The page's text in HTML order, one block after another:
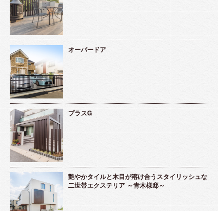
オーバードア
プラスG
艶やかタイルと木目が溶け合うスタイリッシュな
二世帯エクステリア ～青木様邸～